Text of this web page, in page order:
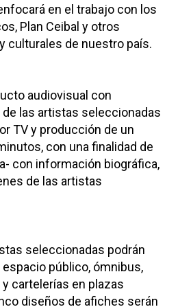
en el trabajo con los
Plan Ceibal y otros
culturales de nuestro país.
audiovisual con
de las artistas seleccionadas
TV y producción de un
con una finalidad de
con información biográfica,
de las artistas
seleccionadas podrán
público, ómnibus,
cartelerías en plazas
diseños de afiches serán